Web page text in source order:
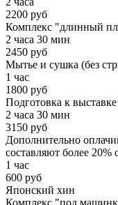
2200 руб
Комплекс "длинный
2 часа 30 мин
2450 руб
Мытье и сушка (без
1 час
1800 руб
Подготовка к
2 часа 30 мин
3150 руб
Дополнительно
составляют более 20%
1 час
600 руб
Японский хин